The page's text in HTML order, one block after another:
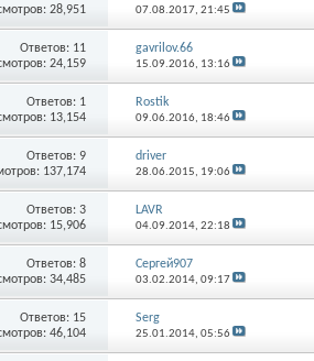
28,951
07.08.2017, 21:45
Ответов: 11
24,159
gavrilov.66
15.09.2016, 13:16
Ответов: 1
13,154
Rostik
09.06.2016, 18:46
Ответов:9
137,174
driver
28.06.2015, 19:06
Ответов:3
15,906
LAVR
04.09.2014, 22:18
Ответов:8
34,485
Сергей907
03.02.2014, 09:17
Ответов: 15
46,104
Serg
25.01.2014, 05:56